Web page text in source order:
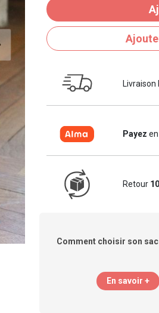
Livraison
Payez en
Retour
Comment choisir son sac
En savoir +